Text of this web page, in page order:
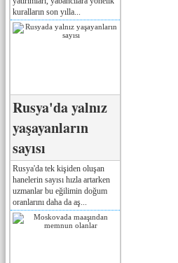
kuralların son yılla...
Rusya'da yalnız
yaşayanların
sayısı
Rusya'da tek kişiden oluşan
hanelerin sayısı hızla artarken
uzmanlar bu eğilimin doğum
oranlarını daha da aş...